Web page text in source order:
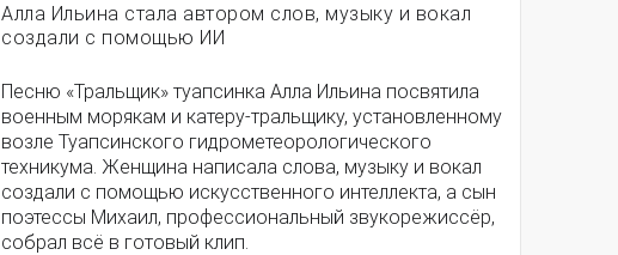
Алла Ильина стала автором слов, музыку и вокал
создали с помощью ИИ
Песню «Тральщик» туапсинка Алла Ильина посвятила
военным морякам и катеру-тральщику, установленному
возле Туапсинского гидрометеорологического
техникума. Женщина написала слова, музыку и вокал
создали с помощью искусственного интеллекта, а сын
поэтессы Михаил, профессиональный звукорежиссёр,
собрал всё в готовый клип.